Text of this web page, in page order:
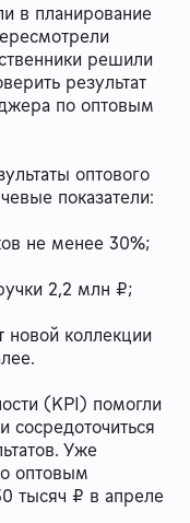
в планирование
решили
результат
по оптовым
оптового
показатели:
не менее 30%;
2,2 млн ₽;
новой коллекции
(KPI) помогли
Уже
оптовым
тысяч ₽ в апреле